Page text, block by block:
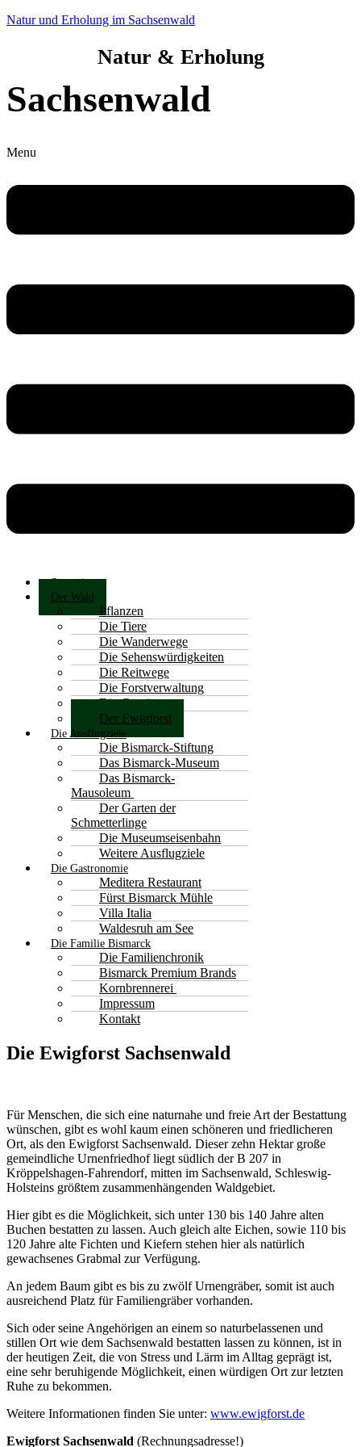
Natur und Erholung im Sachsenwald
Natur & Erholung
Sachsenwald
Menu
Startseite
Der Wald
Pflanzen
Die Tiere
Die Wanderwege
Die Sehenswürdigkeiten
Die Reitwege
Die Forstverwaltung
Die Gewässer
Der Ewigforst
Die Ausflugziele
Die Bismarck-Stiftung
Das Bismarck-Museum
Das Bismarck-
Mausoleum
Der Garten der
Schmetterlinge
Die Museumseisenbahn
Weitere Ausflugziele
Die Gastronomie
Meditera Restaurant
Fürst Bismarck Mühle
Villa Italia
Waldesruh am See
Die Familie Bismarck
Die Familienchronik
Bismarck Premium Brands
Kornbrennerei
Impressum
Kontakt
Die Ewigforst Sachsenwald
Für Menschen, die sich eine naturnahe und freie Art der Bestattung
wünschen, gibt es wohl kaum einen schöneren und friedlicheren
Ort, als den Ewigforst Sachsenwald. Dieser zehn Hektar große
gemeindliche Urnenfriedhof liegt südlich der B 207 in
Kröppelshagen-Fahrendorf, mitten im Sachsenwald, Schleswig-
Holsteins größtem zusammenhängenden Waldgebiet.
Hier gibt es die Möglichkeit, sich unter 130 bis 140 Jahre alten
Buchen bestatten zu lassen. Auch gleich alte Eichen, sowie 110 bis
120 Jahre alte Fichten und Kiefern stehen hier als natürlich
gewachsenes Grabmal zur Verfügung.
An jedem Baum gibt es bis zu zwölf Urnengräber, somit ist auch
ausreichend Platz für Familiengräber vorhanden.
Sich oder seine Angehörigen an einem so naturbelassenen und
stillen Ort wie dem Sachsenwald bestatten lassen zu können, ist in
der heutigen Zeit, die von Stress und Lärm im Alltag geprägt ist,
eine sehr beruhigende Möglichkeit, einen würdigen Ort zur letzten
Ruhe zu bekommen.
Weitere Informationen finden Sie unter: www.ewigforst.de
Ewigforst Sachsenwald (Rechnungsadresse!)